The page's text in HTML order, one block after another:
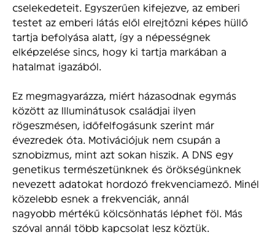
cselekedeteit. Egyszerűen kifejezve, az emberi
testet az emberi látás elől elrejtőzni képes hüllő
tartja befolyása alatt, így a népességnek
elképzelése sincs, hogy ki tartja markában a
hatalmat igazából.
Ez megmagyarázza, miért házasodnak egymás
között az Illuminátusok családjai ilyen
rögeszmésen, időfelfogásunk szerint már
évezredek óta. Motivációjuk nem csupán a
sznobizmus, mint azt sokan hiszik. A DNS egy
genetikus természetünknek és örökségünknek
nevezett adatokat hordozó frekvenciamező. Minél
közelebb esnek a frekvenciák, annál
nagyobb mértékű kölcsönhatás léphet föl. Más
szóval annál több kapcsolat lesz köztük.